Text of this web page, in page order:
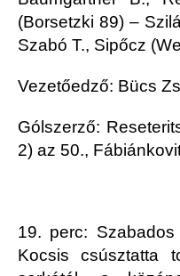
(Borsetzki 89) –
Szabó T., Sipőcz
Vezetőedző: Bücs
Gólszerző:
2) az 50.,
19. perc:
Kocsis csúsztatta